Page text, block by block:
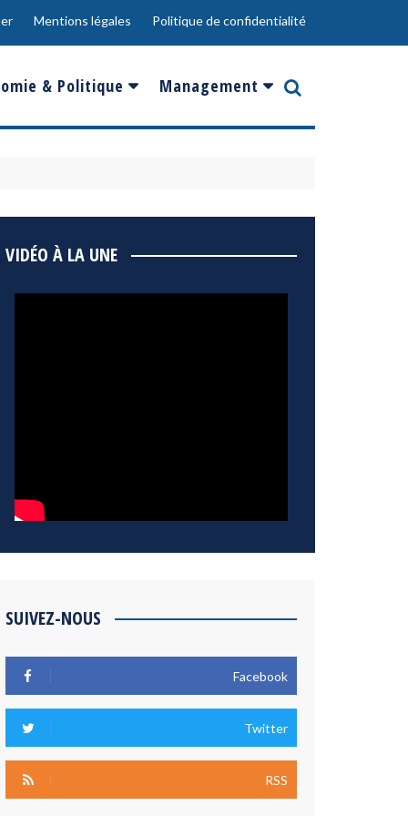
Mentions légales Politique de confidentialité
& Politique Management
Innovation
VIDÉO À LA UNE
SUIVEZ-NOUS
Facebook
Twitter
RSS